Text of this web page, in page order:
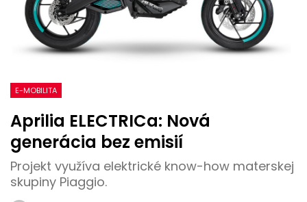
E-MOBILITA
Aprilia ELECTRICa: Nová
generácia bez emisií
Projekt využíva elektrické know-how materskej
skupiny Piaggio.